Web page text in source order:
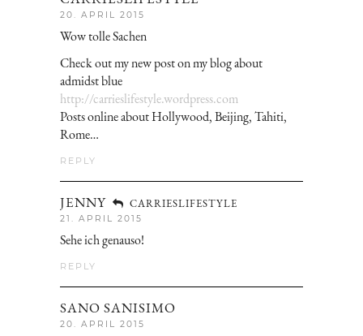
20. APRIL 2015
Wow tolle Sachen
Check out my new post on my blog about
admidst blue
http://carrieslifestyle.wordpress.com
Posts online about Hollywood, Beijing, Tahiti,
Rome…
REPLY
JENNY CARRIESLIFESTYLE
21. APRIL 2015
Sehe ich genauso!
REPLY
SANO SANISIMO
20. APRIL 2015